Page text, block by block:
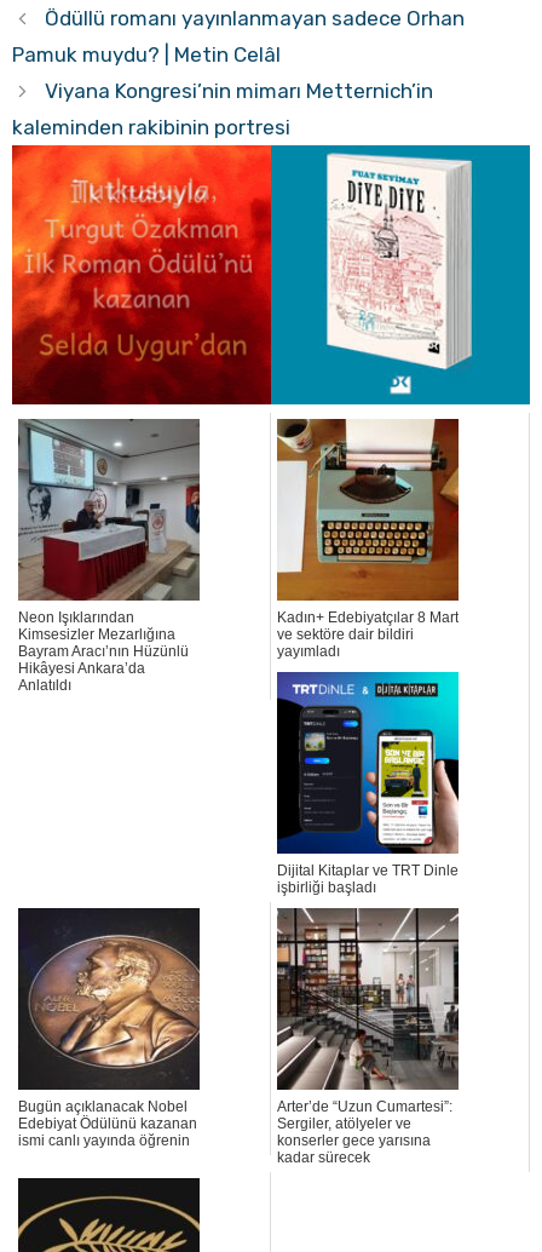
Ödüllü romanı yayınlanmayan sadece Orhan
Pamuk muydu? | Metin Celâl
Viyana Kongresi’nin mimarı Metternich’in
kaleminden rakibinin portresi
Neon Işıklarından
Kimsesizler Mezarlığına
Bayram Aracı’nın Hüzünlü
Hikâyesi Ankara’da
Anlatıldı
Kadın+ Edebiyatçılar 8 Mart
ve sektöre dair bildiri
yayımladı
Dijital Kitaplar ve TRT Dinle
işbirliği başladı
Bugün açıklanacak Nobel
Edebiyat Ödülünü kazanan
ismi canlı yayında öğrenin
Arter’de “Uzun Cumartesi”:
Sergiler, atölyeler ve
konserler gece yarısına
kadar sürecek